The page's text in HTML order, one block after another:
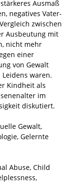
Ausmaß
negatives Vater-
zwischen
Ausbeutung mit
nicht mehr
einer
von Gewalt
waren.
Kindheit als
im
diskutiert.
Gewalt,
Gelernte
Abuse, Child